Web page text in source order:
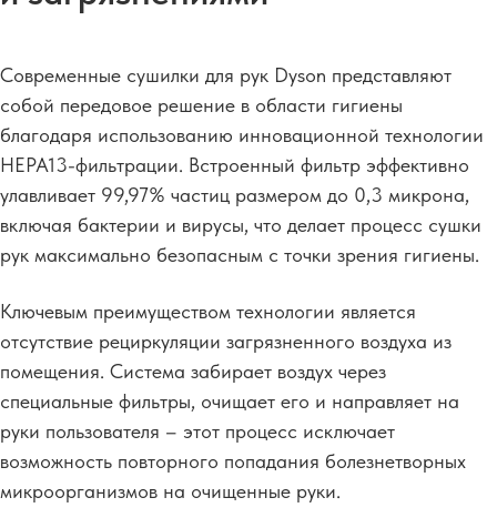
Современные сушилки для рук Dyson представляют
собой передовое решение в области гигиены
благодаря использованию инновационной технологии
HEPA13-фильтрации. Встроенный фильтр эффективно
улавливает 99,97% частиц размером до 0,3 микрона,
включая бактерии и вирусы, что делает процесс сушки
рук максимально безопасным с точки зрения гигиены.
Ключевым преимуществом технологии является
отсутствие рециркуляции загрязненного воздуха из
помещения. Система забирает воздух через
специальные фильтры, очищает его и направляет на
руки пользователя – этот процесс исключает
возможность повторного попадания болезнетворных
микроорганизмов на очищенные руки.